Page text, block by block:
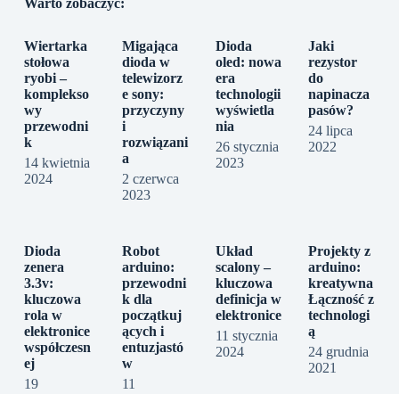
Wiertarka
stołowa
ryobi –
komplekso
wy
przewodni
k
14 kwietnia
2024
Migająca
dioda w
telewizorz
e sony:
przyczyny
i
rozwiązani
a
2 czerwca
2023
Dioda
oled: nowa
era
technologii
wyświetla
nia
26 stycznia
2023
Jaki
rezystor
do
napinacza
pasów?
24 lipca
2022
Dioda
zenera
3.3v:
kluczowa
rola w
elektronice
współczesn
ej
19
Robot
arduino:
przewodni
k dla
początkuj
ących i
entuzjastó
w
11
Układ
scalony –
kluczowa
definicja w
elektronice
11 stycznia
2024
Projekty z
arduino:
kreatywna
Łączność z
technologi
ą
24 grudnia
2021